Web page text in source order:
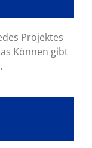
Projektes
Können gibt